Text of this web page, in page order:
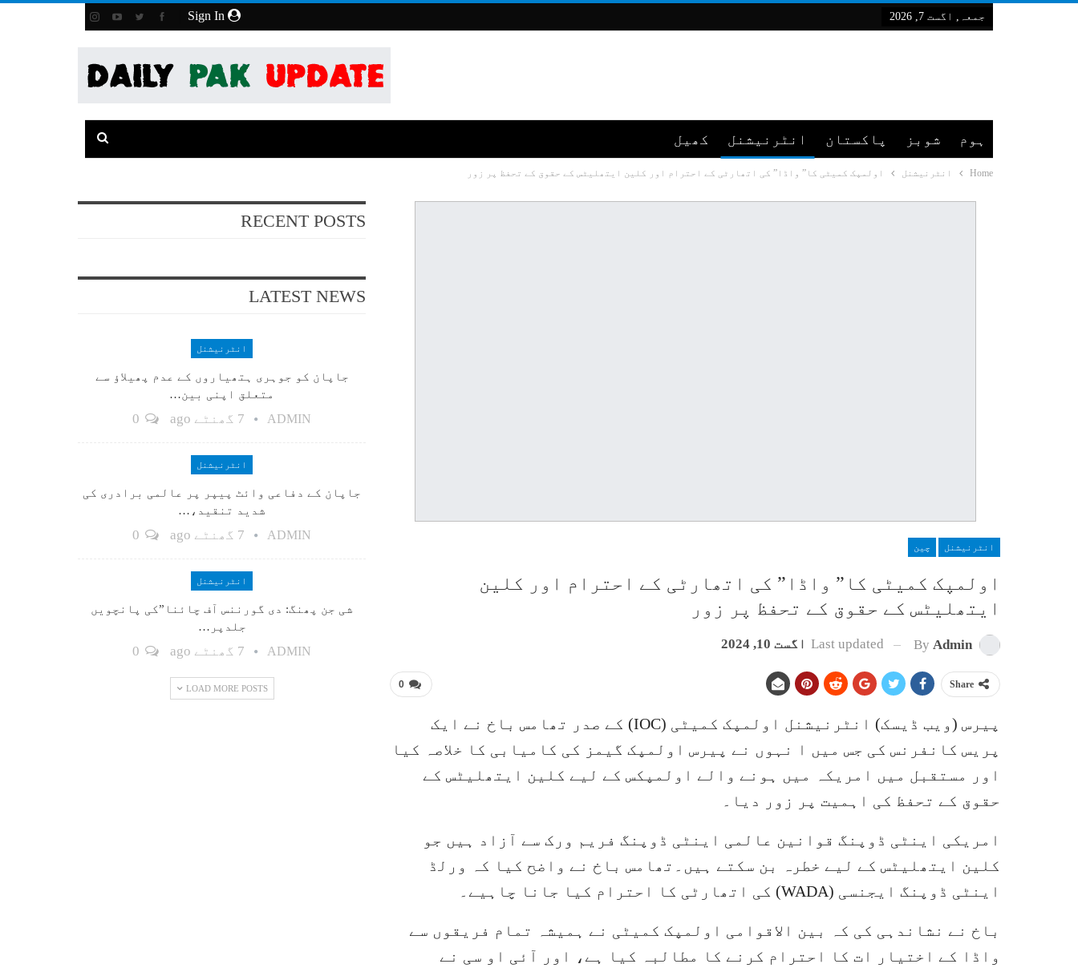
جمعہ, اگست 7, 2026
ہوم شوبز پاکستان انٹرنیشنل کھیل
Home انٹرنیشنل اولمپک کمیٹی کا” واڈا” کی اتھارٹی کے احترام اور کلین ایتھلیٹس کے حقوق کے تحفظ پر زور
انٹرنیشنل چین
اولمپک کمیٹی کا” واڈا” کی اتھارٹی کے احترام اور کلین
ایتھلیٹس کے حقوق کے تحفظ پر زور
By Admin
Last updated اگست 10, 2024
0 Share
پیرس (ویب ڈیسک) انٹرنیشنل اولمپک کمیٹی (IOC) کے صدر تھامس باخ نے ایک
پریس کانفرنس کی جس میں ا نہوں نے پیرس اولمپک گیمز کی کامیابی کا خلاصہ کیا
اور مستقبل میں امریکہ میں ہونے والے اولمپکس کے لیے کلین ایتھلیٹس کے
حقوق کے تحفظ کی اہمیت پر زور دیا۔
امریکی اینٹی ڈوپنگ قوانین عالمی اینٹی ڈوپنگ فریم ورک سے آزاد ہیں جو
کلین ایتھلیٹس کے لیے خطرہ بن سکتے ہیں۔تھامس باخ نے واضح کیا کہ ورلڈ
اینٹی ڈوپنگ ایجنسی (WADA) کی اتھارٹی کا احترام کیا جانا چاہیے۔
باخ نے نشاندہی کی کہ بین الاقوامی اولمپک کمیٹی نے ہمیشہ تمام فریقوں سے
واڈا کے اختیار ات کا احترام کرنے کا مطالبہ کیا ہے، اور آئی او سی نے
RECENT POSTS
LATEST NEWS
انٹرنیشنل
جاپان کو جوہری ہتھیاروں کے عدم پھیلاؤ سے
متعلق اپنی بین…
ADMIN 7 گھنٹے ago
انٹرنیشنل
جاپان کے دفاعی وائٹ پیپر پر عالمی برادری کی
شدید تنقید،…
ADMIN 7 گھنٹے ago
انٹرنیشنل
شی جن پھنگ: دی گورننس آف چائنا”کی پانچویں
جلدپر…
ADMIN 7 گھنٹے ago
LOAD MORE POSTS